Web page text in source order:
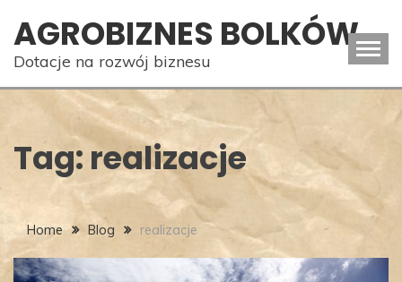
content
AGROBIZNES BOLKÓW
Dotacje na rozwój biznesu
Tag: realizacje
Home Blog realizacje